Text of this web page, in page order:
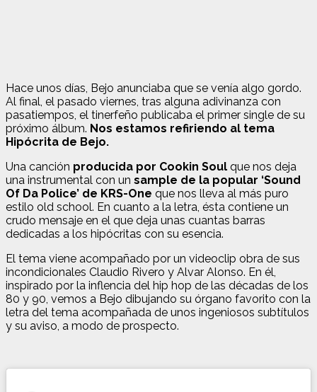
Hace unos días, Bejo anunciaba que se venía algo gordo.
Al final, el pasado viernes, tras alguna adivinanza con
pasatiempos, el tinerfeño publicaba el primer single de su
próximo álbum. Nos estamos refiriendo al tema
Hipócrita de Bejo.
Una canción producida por Cookin Soul que nos deja
una instrumental con un sample de la popular ‘Sound
Of Da Police’ de KRS-One que nos lleva al más puro
estilo old school. En cuanto a la letra, ésta contiene un
crudo mensaje en el que deja unas cuantas barras
dedicadas a los hipócritas con su esencia.
El tema viene acompañado por un videoclip obra de sus
incondicionales Claudio Rivero y Alvar Alonso. En él,
inspirado por la inflencia del hip hop de las décadas de los
80 y 90, vemos a Bejo dibujando su órgano favorito con la
letra del tema acompañada de unos ingeniosos subtítulos
y su aviso, a modo de prospecto.